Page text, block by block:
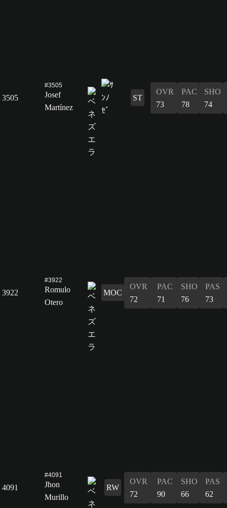
3505
#3505
Josef
Martínez
ST
OVR
73
PAC
78
SHO
74
3922
#3922
Romulo
Otero
MOC
OVR
72
PAC
71
SHO
76
PAS
73
4091
#4091
Jhon
Murillo
RW
OVR
72
PAC
90
SHO
66
PAS
62